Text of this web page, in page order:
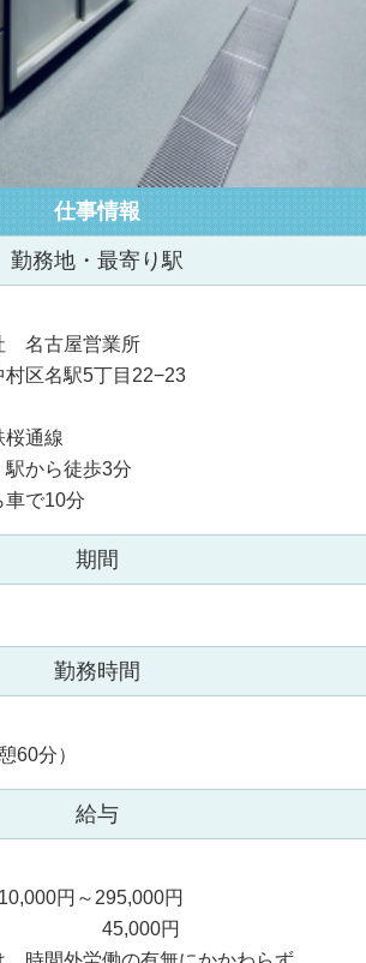
仕事情報
勤務地・最寄り駅
名古屋営業所
区名駅5丁目22−23
桜通線
駅から徒歩3分
車で10分
期間
勤務時間
60分）
給与
円～295,000円
当 45,000円